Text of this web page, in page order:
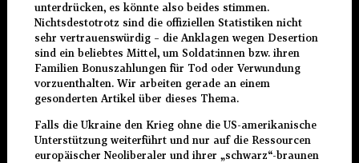
unterdrücken, es könnte also beides stimmen.
Nichtsdestotrotz sind die offiziellen Statistiken nicht
sehr vertrauenswürdig – die Anklagen wegen Desertion
sind ein beliebtes Mittel, um Soldat:innen bzw. ihren
Familien Bonuszahlungen für Tod oder Verwundung
vorzuenthalten. Wir arbeiten gerade an einem
gesonderten Artikel über dieses Thema.
Falls die Ukraine den Krieg ohne die US-amerikanische
Unterstützung weiterführt und nur auf die Ressourcen
europäischer Neoliberaler und ihrer „schwarz“-braunen